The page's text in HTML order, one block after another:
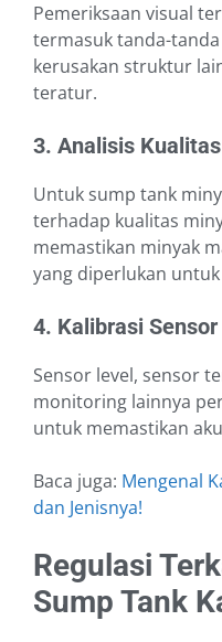
Pemeriksaan visual
termasuk tanda-
kerusakan struktur
teratur.
3. Analisis
Untuk sump tank
terhadap kualitas
memastikan minyak
yang diperlukan
4. Kalibrasi
Sensor level, sensor
monitoring lainnya
untuk memastikan
Baca juga: Mengenal
dan Jenisnya!
Regulasi
Sump Tank